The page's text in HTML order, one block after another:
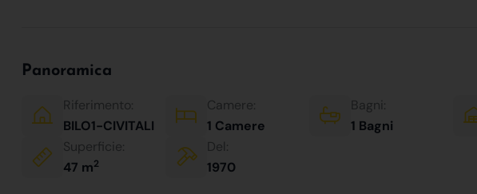
Panoramica
Riferimento:
BILO1-CIVITALI
Camere:
1 Camere
Bagni:
1 Bagni
Superficie:
47 m2
Del:
1970